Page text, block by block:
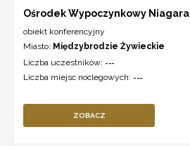
Ośrodek Wypoczynkowy Niagara
obiekt konferencyjny
Miasto: Międzybrodzie Żywieckie
Liczba uczestników: ---
Liczba miejsc noclegowych: ---
ZOBACZ